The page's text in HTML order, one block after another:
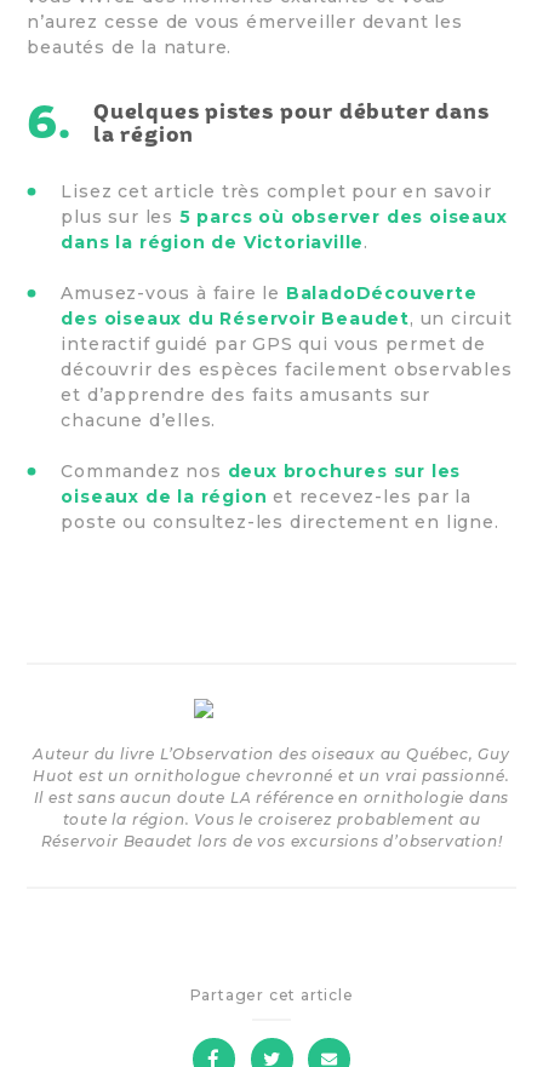
n’aurez cesse de vous émerveiller devant les
beautés de la nature.
6.
Quelques pistes pour débuter dans
la région
Lisez cet article très complet pour en savoir
plus sur les 5 parcs où observer des oiseaux
dans la région de Victoriaville.
Amusez-vous à faire le BaladoDécouverte
des oiseaux du Réservoir Beaudet, un circuit
interactif guidé par GPS qui vous permet de
découvrir des espèces facilement observables
et d’apprendre des faits amusants sur
chacune d’elles.
Commandez nos deux brochures sur les
oiseaux de la région et recevez-les par la
poste ou consultez-les directement en ligne.
Auteur du livre L’Observation des oiseaux au Québec, Guy
Huot est un ornithologue chevronné et un vrai passionné.
Il est sans aucun doute LA référence en ornithologie dans
toute la région. Vous le croiserez probablement au
Réservoir Beaudet lors de vos excursions d’observation!
Partager cet article
sursurpar